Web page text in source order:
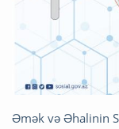
Əmək və Əhalinin